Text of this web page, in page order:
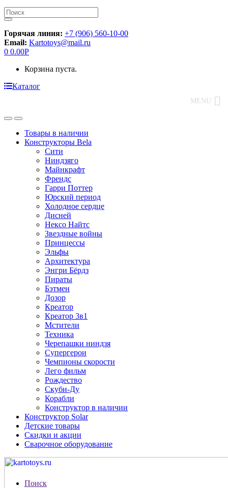
Искать:
Горячая линия: +7 (906) 560-10-00
Email: Kartotoys@mail.ru
0 0.00Р
Корзина пуста.
Каталог
MENU
Товары в наличии
Конструкторы Bela
Сити
Ниндзяго
Майнкрафт
Френдс
Гарри Поттер
Юрский период
Холодное сердце
Дисней
Нексо Найтс
Звездные войны
Принцессы
Эльфы
Архитектура
Энгри Бёрдз
Пираты
Бэтмен
Дозор
Креатор
Креатор 3в1
Мстители
Техника
Черепашки ниндзя
Супергерои
Чемпионы скорости
Лего фильм
Рождество
Скуби-Ду
Корабли
Конструктор в наличии
Конструктор Solar
Детские товары
Скидки и акции
Сварочное оборудование
Поиск